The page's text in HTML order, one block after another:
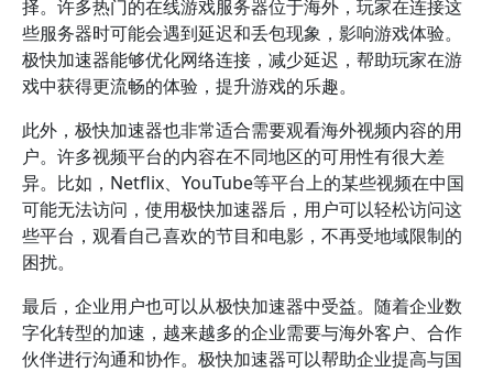
择。许多热门的在线游戏服务器位于海外，玩家在连接这
些服务器时可能会遇到延迟和丢包现象，影响游戏体验。
极快加速器能够优化网络连接，减少延迟，帮助玩家在游
戏中获得更流畅的体验，提升游戏的乐趣。
此外，极快加速器也非常适合需要观看海外视频内容的用
户。许多视频平台的内容在不同地区的可用性有很大差
异。比如，Netflix、YouTube等平台上的某些视频在中国
可能无法访问，使用极快加速器后，用户可以轻松访问这
些平台，观看自己喜欢的节目和电影，不再受地域限制的
困扰。
最后，企业用户也可以从极快加速器中受益。随着企业数
字化转型的加速，越来越多的企业需要与海外客户、合作
伙伴进行沟通和协作。极快加速器可以帮助企业提高与国